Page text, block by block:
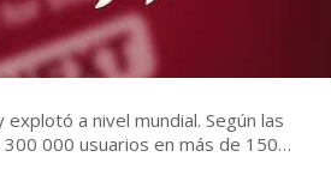
a nivel mundial. Según las
000 usuarios en más de 150…